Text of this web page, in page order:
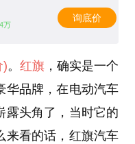
万
询底价
)。红旗 ，确实是一个
华品牌，在电动汽车
露头角了，当时它的
来看的话，红旗汽车